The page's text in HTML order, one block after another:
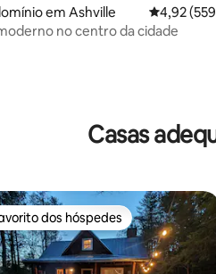
4,93 em 5 estrelas,
em Ashville
4,92
no centro da cidade
Casas
dos hóspedes mais apreciados
dos hóspedes